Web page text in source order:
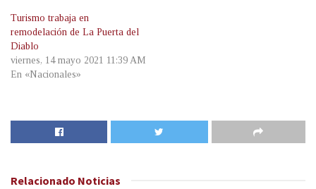
Turismo trabaja en
remodelación de La Puerta del
Diablo
viernes, 14 mayo 2021 11:39 AM
En «Nacionales»
Relacionado Noticias